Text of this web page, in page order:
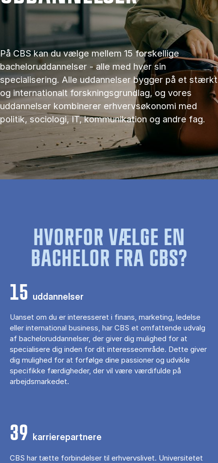
På CBS kan du vælge mellem 15 forskellige
bacheloruddannelser - alle med hver sin
specialisering. Alle uddannelser bygger på et stærkt
og internationalt forskningsgrundlag, og vores
uddannelser kombinerer erhvervsøkonomi med
politik, sociologi, IT, kommunikation og andre fag.
HVORFOR VÆLGE EN
BACHELOR FRA CBS?
15 uddannelser
Uanset om du er interesseret i finans, marketing, ledelse
eller international business, har CBS et omfattende udvalg
af bacheloruddannelser, der giver dig mulighed for at
specialisere dig inden for dit interesseområde. Dette giver
dig mulighed for at forfølge dine passioner og udvikle
specifikke færdigheder, der vil være værdifulde på
arbejdsmarkedet.
39 karrierepartnere
CBS har tætte forbindelser til erhvervslivet. Universitetet